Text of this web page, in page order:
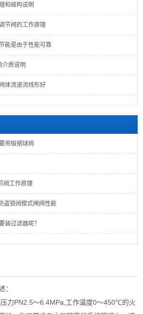
和结构说明
节阀的工作原理
能是由于性能可靠
介质说明
体流道流线形好
用锻钢球阀
阀工作原理
盗锁闭楔式闸阀性能
装过滤器呢？
：
力PN2.5～6.4MPa,工作温度0～450℃的火